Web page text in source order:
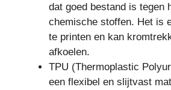
dat goed bestand is tegen
chemische stoffen. Het is
te printen en kan
afkoelen.
TPU (Thermoplastic
een flexibel en slijtvast